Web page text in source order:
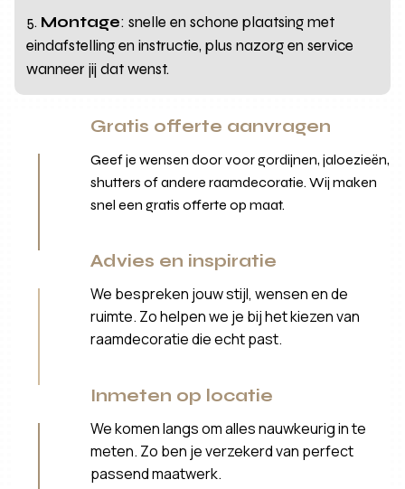
Montage: snelle en schone plaatsing met
eindafstelling en instructie, plus nazorg en service
wanneer jij dat wenst.
Gratis offerte aanvragen
Geef je wensen door voor gordijnen, jaloezieën,
shutters of andere raamdecoratie. Wij maken
snel een gratis offerte op maat.
Advies en inspiratie
We bespreken jouw stijl, wensen en de
ruimte. Zo helpen we je bij het kiezen van
raamdecoratie die echt past.
Inmeten op locatie
We komen langs om alles nauwkeurig in te
meten. Zo ben je verzekerd van perfect
passend maatwerk.